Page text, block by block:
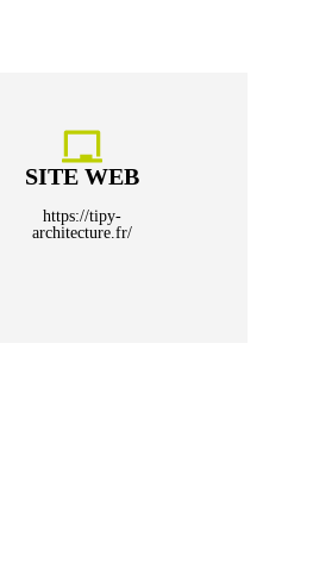
SITE WEB
https://tipy-
architecture.fr/